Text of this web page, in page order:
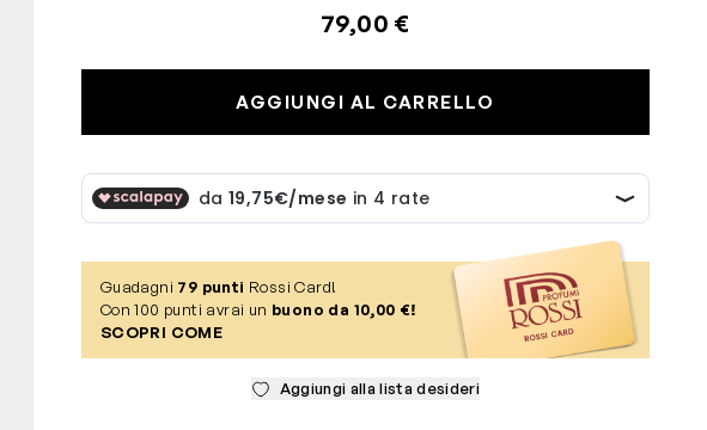
79,00 €
AGGIUNGI AL CARRELLO
Guadagni 79 punti Rossi Card!
Con 100 punti avrai un buono da 10,00 €!
SCOPRI COME
Aggiungi alla lista desideri